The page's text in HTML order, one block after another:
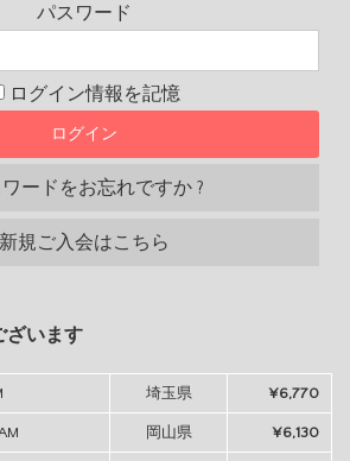
パスワード
ログイン情報を記憶
ードをお忘れですか ?
新規ご入会はこちら
ざいます
埼玉県 ¥6,770
岡山県 ¥6,130